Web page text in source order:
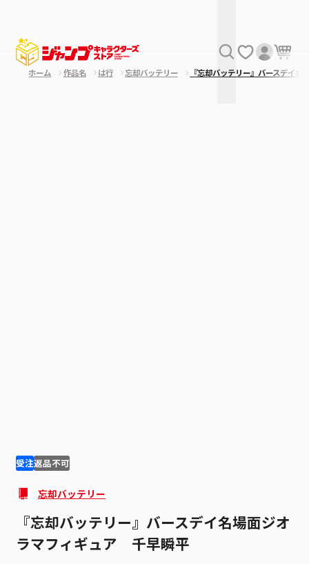
ホーム 作品名 は行 忘却バッテリー 『忘却バッテリー』バースデイ
受注返品不可
忘却バッテリー
『忘却バッテリー』バースデイ名場面ジオ
ラマフィギュア 千早瞬平